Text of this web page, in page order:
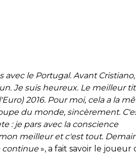
avec le Portugal. Avant
Je suis heureux. Le meilleur
2016. Pour moi, cela a la
du monde, sincèrement.
: je pars avec la conscience
meilleur et c'est tout.
continue», a fait savoir le joueur